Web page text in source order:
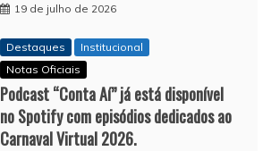
19 de julho de 2026
Destaques
Institucional
Notas Oficiais
Podcast “Conta Aí” já está disponível
no Spotify com episódios dedicados ao
Carnaval Virtual 2026.